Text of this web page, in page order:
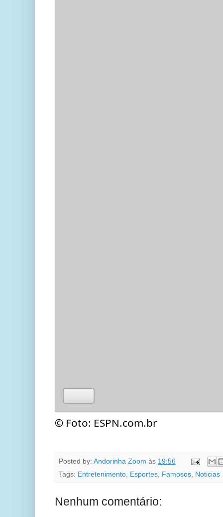
© Foto: ESPN.com.br
Posted by: Andorinha Zoom às 19:56
Tags: Entretenimento, Esportes, Famosos, Noticias
Nenhum comentário: